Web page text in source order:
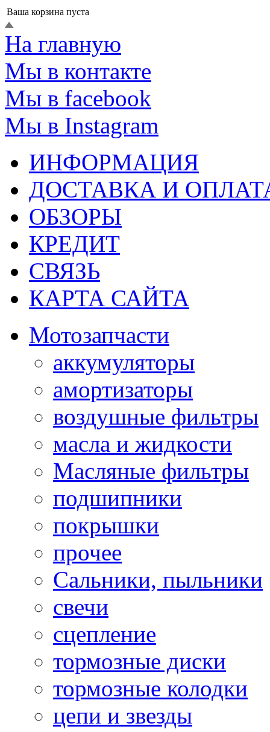
Ваша корзина пуста
На главную
Мы в контакте
Мы в facebook
Мы в Instagram
ИНФОРМАЦИЯ
ДОСТАВКА И
ОБЗОРЫ
КРЕДИТ
СВЯЗЬ
КАРТА САЙТА
Мотозапчасти
аккумуляторы
амортизаторы
воздушные фильтры
масла и жидкости
Масляные фильтры
подшипники
покрышки
прочее
Сальники, пыльники
свечи
сцепление
тормозные диски
тормозные колодки
цепи и звезды